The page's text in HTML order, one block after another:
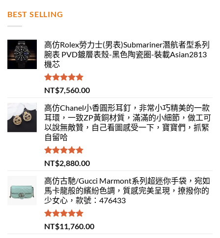
BEST SELLING
高仿Rolex勞力士(男表)Submariner潛航者型系列
腕表 PVD鍍層表殼-黑色陶瓷圈-裝載Asian2813
機芯
評分 5.00
滿分 5
NT$7,560.00
高仿Chanel小香圓形耳釘，非常小巧精美的一款
耳環，一致ZP黃銅材質，滿滿的小細節，做工可
以說無敵贊，自己看圖感受一下，寶寶們，抓緊
自留哈
評分 5.00
滿分 5
NT$2,880.00
高仿古馳/Gucci Marmont系列超迷你手袋，宛如
馬卡龍般的繽紛色調，質感完美呈現，撩撥你的
少女心，款號：476433
評分5.00
滿分 5
NT$11,760.00